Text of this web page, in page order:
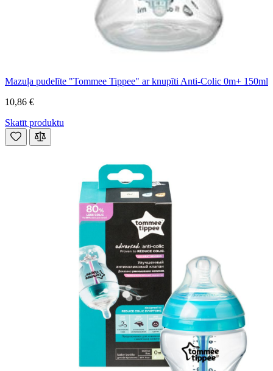
Mazuļa pudelīte "Tommee Tippee" ar knupīti Anti-Colic 0m+ 150ml
10,86 €
Skatīt produktu